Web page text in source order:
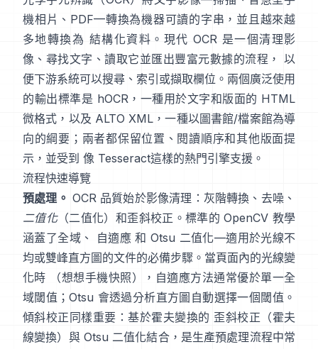
機相片、PDF—轉換為機器可讀的字串，並且越來越
多地轉換為 結構化資料。現代 OCR 是一個清理影
像、尋找文字、讀取它並匯出豐富元數據的流程， 以
便下游系統可以搜尋、索引或擷取欄位。兩個廣泛使用
的輸出標準是 hOCR，一種用於文字和版面的 HTML
微格式，以及 ALTO XML ，一種以圖書館/檔案館為導
向的綱要；兩者都保留位置、閱讀順序和其他版面提
示，並受到 像 Tesseract這樣的熱門引擎支援。
流程快速導覽
預處理。 OCR 品質始於影像清理：灰階轉換、去噪、
二值化（二值化）和歪斜校正。標準的 OpenCV 教學
涵蓋了全域、
自適應 和 Otsu 二值化—適用於光線不
均或雙峰直方圖的文件的必備步驟。當頁面內的光線變
化時 （想想手機快照），自適應方法通常優於單一全
域閾值；Otsu 會透過分析直方圖自動選擇一個閾值。
傾斜校正同樣重要：基於霍夫變換的 歪斜校正（霍夫
線變換）與 Otsu 二值化結合，是生產預處理流程中常